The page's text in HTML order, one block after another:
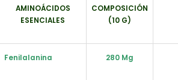
AMINOÁCIDOS
ESENCIALES
COMPOSICIÓN
(10 G)
Fenilalanina 280 Mg